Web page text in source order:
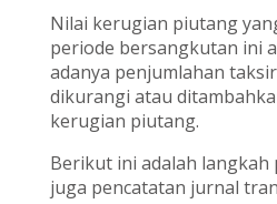
Nilai kerugian piutang
periode bersangkutan ini
adanya penjumlahan
dikurangi atau
kerugian piutang.
Berikut ini adalah
juga pencatatan jurnal